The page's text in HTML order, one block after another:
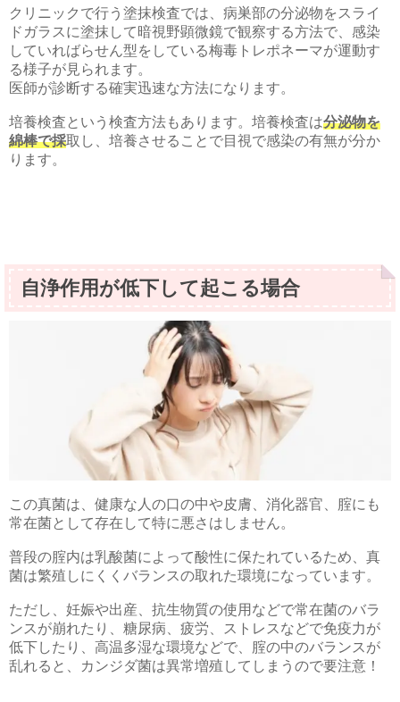
クリニックで行う塗抹検査では、病巣部の分泌物をスライ
ドガラスに塗抹して暗視野顕微鏡で観察する方法で、感染
していればらせん型をしている梅毒トレポネーマが運動す
る様子が見られます。
医師が診断する確実迅速な方法になります。
培養検査という検査方法もあります。培養検査は分泌物を
綿棒で採取し、培養させることで目視で感染の有無が分か
ります。
自浄作用が低下して起こる場合
この真菌は、健康な人の口の中や皮膚、消化器官、腟にも
常在菌として存在して特に悪さはしません。
普段の腟内は乳酸菌によって酸性に保たれているため、真
菌は繁殖しにくくバランスの取れた環境になっています。
ただし、妊娠や出産、抗生物質の使用などで常在菌のバラ
ンスが崩れたり、糖尿病、疲労、ストレスなどで免疫力が
低下したり、高温多湿な環境などで、腟の中のバランスが
乱れると、カンジダ菌は異常増殖してしまうので要注意！